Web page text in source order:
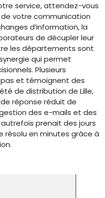
service, attendez-vous
votre communication
d’information, la
de décupler leur
les départements sont
qui permet
Plusieurs
et témoignent des
de distribution de Lille,
réponse réduit de
des e-mails et des
prenait des jours
résolu en minutes grâce à